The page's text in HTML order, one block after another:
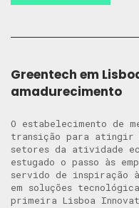
Greentech em
amadurecimento
O estabelecimento de
transição para atingir
setores da atividade
estugado o passo às
servido de inspiração
em soluções
primeira Lisboa